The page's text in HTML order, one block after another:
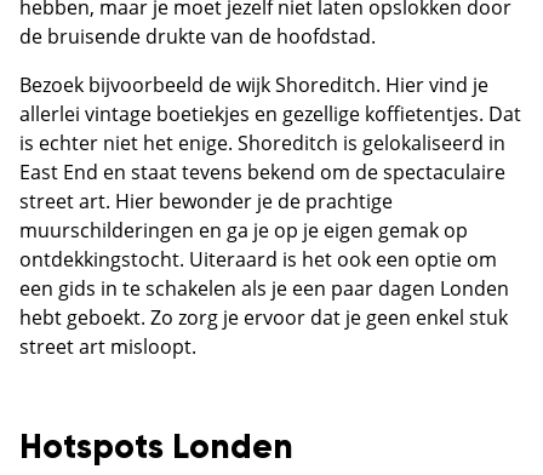
hebben, maar je moet jezelf niet laten opslokken door
de bruisende drukte van de hoofdstad.
Bezoek bijvoorbeeld de wijk Shoreditch. Hier vind je
allerlei vintage boetiekjes en gezellige koffietentjes. Dat
is echter niet het enige. Shoreditch is gelokaliseerd in
East End en staat tevens bekend om de spectaculaire
street art. Hier bewonder je de prachtige
muurschilderingen en ga je op je eigen gemak op
ontdekkingstocht. Uiteraard is het ook een optie om
een gids in te schakelen als je een paar dagen Londen
hebt geboekt. Zo zorg je ervoor dat je geen enkel stuk
street art misloopt.
Hotspots Londen